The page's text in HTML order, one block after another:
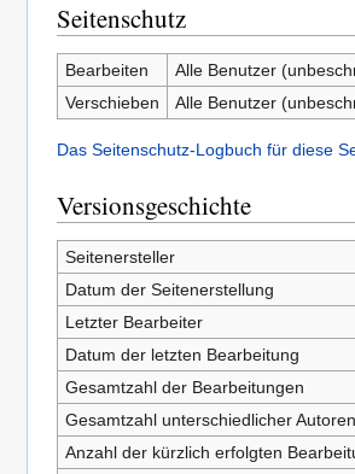
Seitenschutz
Bearbeiten
Alle Benutzer
Verschieben
Alle Benutzer
Das Seitenschutz-Logbuch für diese
Versionsgeschichte
Seitenersteller
Datum der Seitenerstellung
Letzter Bearbeiter
Datum der letzten Bearbeitung
Gesamtzahl der Bearbeitungen
Gesamtzahl unterschiedlicher Autoren
Anzahl der kürzlich erfolgten